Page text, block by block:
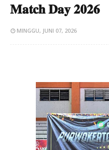
𝐌𝐚𝐭𝐜𝐡 𝐃𝐚𝐲 𝟐𝟎𝟐𝟔
MINGGU, JUNI 07, 2026